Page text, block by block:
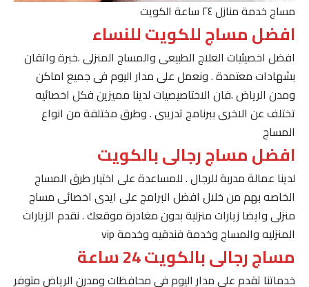
مساج خدمة منازل ٢٤ ساعة الكويت
افضل مساج للكويت للنساء
افضل اخصيئيات العلاج الطبيعى والمساج المنزلى .خبرة واتقان
بشهادات معتمدة . ونعمل على مدار اليوم فى جميع اماكن
ومدن الرياض .فان الاختاصيصيات لدينا مميزين فكل اخصائيه
تختلف عن الاخرى ببرنامج تدريبى . وطرق مختلفة من انواع
المساج
افضل مساج رجالى بالكويت
لدينا عمالة مدربة للرجال . للمساعدة على اختيار طرق المساج
الخاصه بهم من خلال افضل البرامج على ايدى اخصائى مساج
منزلى وايضا زيارات منزلية بدون مغادرة موقعك . نقدم الزيارات
المنزليه والمساج وخدمة فندقيه وخدمة vip
مساج رجالى بالكويت 24 ساعة
خدماتنا تقدم على مدار اليوم فى محافظات ومدرن الرياض متوفر